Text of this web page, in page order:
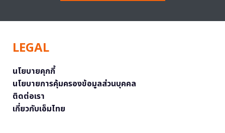
LEGAL
นโยบายคุกกี้
นโยบายการคุ้มครองข้อมูลส่วนบุคคล
ติดต่อเรา
เกี่ยวกับเอ็มไทย